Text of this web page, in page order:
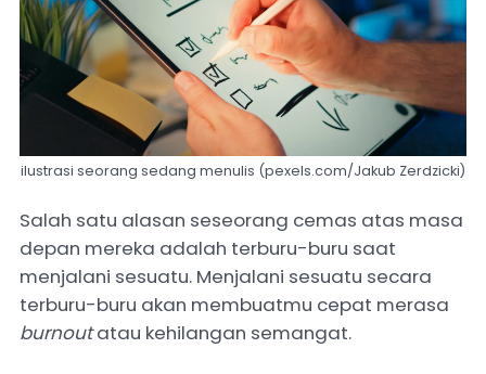
ilustrasi seorang sedang menulis (pexels.com/Jakub Zerdzicki)
Salah satu alasan seseorang cemas atas masa
depan mereka adalah terburu-buru saat
menjalani sesuatu. Menjalani sesuatu secara
terburu-buru akan membuatmu cepat merasa
burnoutatau kehilangan semangat.